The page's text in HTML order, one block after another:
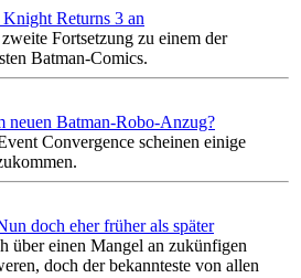
Returns 3 an
Fortsetzung zu einem der
Batman-Comics.
neuen Batman-Robo-Anzug?
Convergence scheinen einige
doch eher früher als später
über einen Mangel an zukünfigen
doch der bekannteste von allen